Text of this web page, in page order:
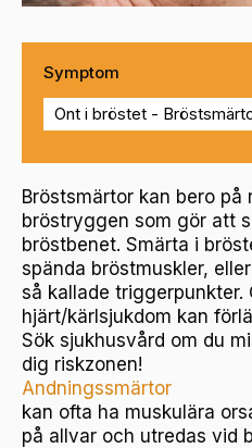
Symptom
Bröstsmärtor kan bero på
bröstryggen som gör att
bröstbenet. Smärta i
spända bröstmuskler,
så kallade triggerpunkter.
hjärt/kärlsjukdom kan
Sök sjukhusvård om du
dig riskzonen!
Andningssmärtor
kan ofta ha muskulära
på allvar och utredas vid